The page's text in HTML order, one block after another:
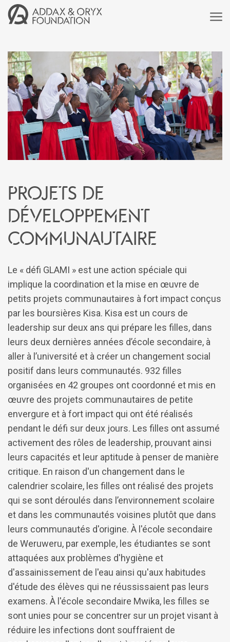
Projets de
développement
communautaire
Le « défi GLAMI » est une action spéciale qui
implique la coordination et la mise en œuvre de
petits projets communautaires à fort impact conçus
par les boursières Kisa. Kisa est un cours de
leadership sur deux ans qui prépare les filles, dans
leurs deux dernières années d’école secondaire, à
aller à l’université et à créer un changement social
positif dans leurs communautés. 932 filles
organisées en 42 groupes ont coordonné et mis en
œuvre des projets communautaires de petite
envergure et à fort impact qui ont été réalisés
pendant le défi sur deux jours. Les filles ont assumé
activement des rôles de leadership, prouvant ainsi
leurs capacités et leur aptitude à penser de manière
critique. En raison d'un changement dans le
calendrier scolaire, les filles ont réalisé des projets
qui se sont déroulés dans l’environnement scolaire
et dans les communautés voisines plutôt que dans
leurs communautés d'origine. À l'école secondaire
de Weruweru, par exemple, les étudiantes se sont
attaquées aux problèmes d'hygiène et
d'assainissement de l'eau ainsi qu'aux habitudes
d'étude des élèves qui ne réussissaient pas leurs
examens. À l'école secondaire Mwika, les filles se
sont unies pour se concentrer sur un projet visant à
réduire les infections dont souffraient de